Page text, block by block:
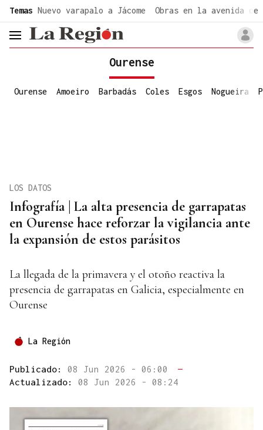
Temas Nuevo varapalo a Jácome Obras en la avenida de
header.menu.open
Ourense
Ourense Amoeiro Barbadás Coles Esgos Nogueira
Infografía | La alta presencia de garrapatas
en Ourense hace reforzar la vigilancia ante
la expansión de estos parásitos
LOS DATOS
La llegada de la primavera y el otoño reactiva la
presencia de garrapatas en Galicia, especialmente en
Ourense
La Región
Publicado: 08 Jun 2026 - 06:00
—
Actualizado: 08 Jun 2026 - 08:24